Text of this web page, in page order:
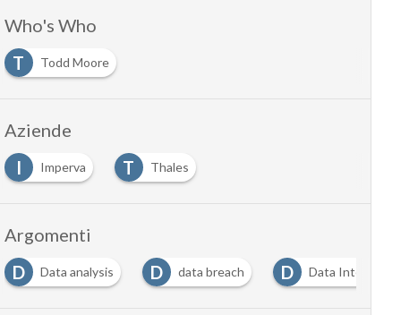
Who's Who
T
Todd Moore
Aziende
I
Imperva T Thales
Argomenti
D
Data analysis D data breach D Data